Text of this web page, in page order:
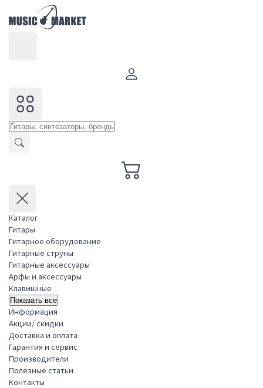
Каталог
Гитары
Гитарное оборудование
Гитарные струны
Гитарные аксессуары
Арфы и аксессуары
Клавишные
Показать все
Информация
Акции/ скидки
Доставка и оплата
Гарантия и сервис
Производители
Полезные статьи
Контакты